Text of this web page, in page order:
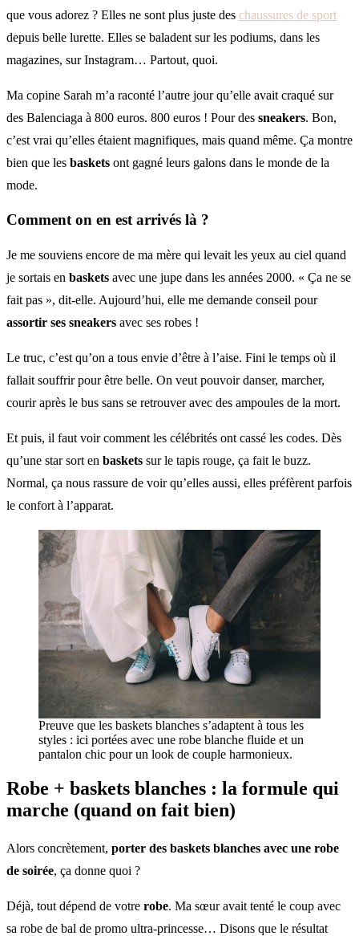
que vous adorez ? Elles ne sont plus juste des chaussures de sport
depuis belle lurette. Elles se baladent sur les podiums, dans les
magazines, sur Instagram… Partout, quoi.
Ma copine Sarah m’a raconté l’autre jour qu’elle avait craqué sur
des Balenciaga à 800 euros. 800 euros ! Pour des sneakers. Bon,
c’est vrai qu’elles étaient magnifiques, mais quand même. Ça montre
bien que les baskets ont gagné leurs galons dans le monde de la
mode.
Comment on en est arrivés là ?
Je me souviens encore de ma mère qui levait les yeux au ciel quand
je sortais en baskets avec une jupe dans les années 2000. « Ça ne se
fait pas », dit-elle. Aujourd’hui, elle me demande conseil pour
assortir ses sneakers avec ses robes !
Le truc, c’est qu’on a tous envie d’être à l’aise. Fini le temps où il
fallait souffrir pour être belle. On veut pouvoir danser, marcher,
courir après le bus sans se retrouver avec des ampoules de la mort.
Et puis, il faut voir comment les célébrités ont cassé les codes. Dès
qu’une star sort en baskets sur le tapis rouge, ça fait le buzz.
Normal, ça nous rassure de voir qu’elles aussi, elles préfèrent parfois
le confort à l’apparat.
Preuve que les baskets blanches s’adaptent à tous les
styles : ici portées avec une robe blanche fluide et un
pantalon chic pour un look de couple harmonieux.
Robe + baskets blanches : la formule qui
marche (quand on fait bien)
Alors concrètement, porter des baskets blanches avec une robe
de soirée, ça donne quoi ?
Déjà, tout dépend de votre robe. Ma sœur avait tenté le coup avec
sa robe de bal de promo ultra-princesse… Disons que le résultat